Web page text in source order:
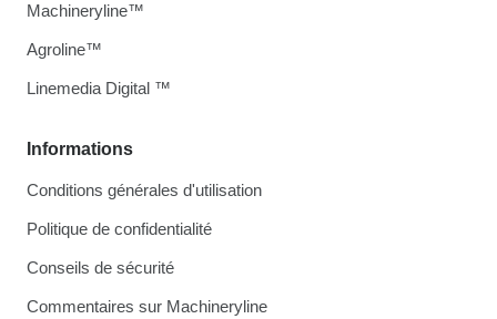
Informations
Conditions générales d'utilisation
Politique de confidentialité
Conseils de sécurité
Commentaires sur Machineryline
Machineryline™
Agroline™
Linemedia Digital ™